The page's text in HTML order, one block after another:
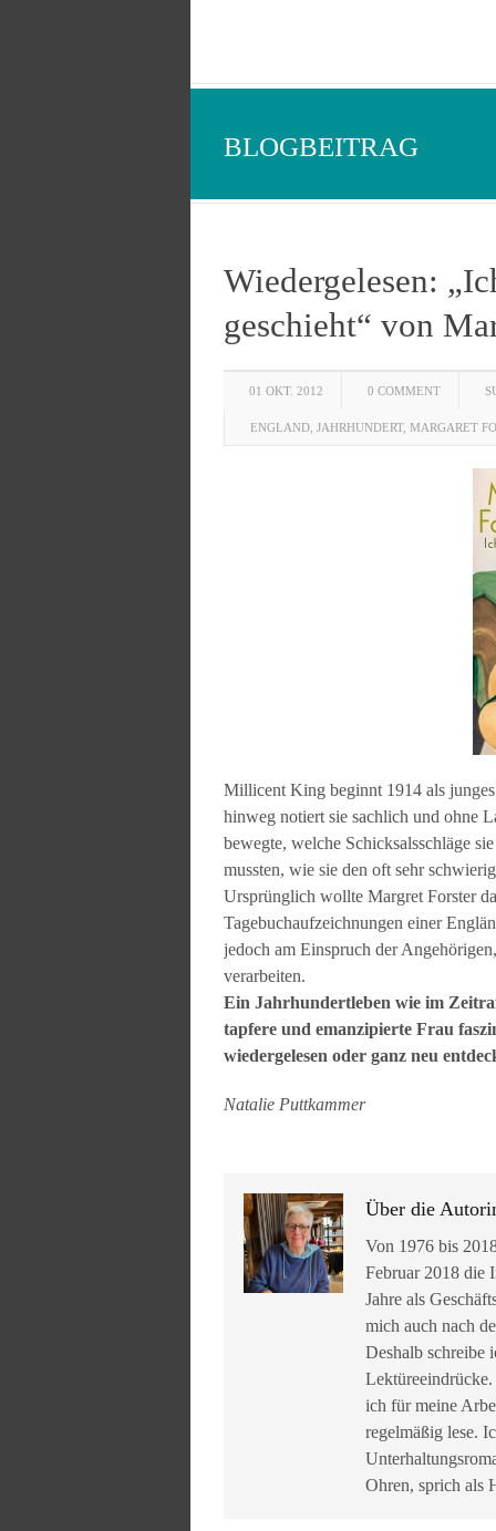
BLOGBEITRAG
Wiedergelesen:
geschieht“ von
01 OKT. 2012 0 COMMENT
ENGLAND JAHRHUNDERT, MARGARET
Millicent King beginnt 1914 als
hinweg notiert sie sachlich und ohne
bewegte, welche Schicksalsschläge
mussten, wie sie den oft sehr
Ursprünglich wollte Margret Forster
Tagebuchaufzeichnungen einer
jedoch am Einspruch der
verarbeiten.
Ein Jahrhundertleben wie im
tapfere und emanzipierte Frau
wiedergelesen oder ganz neu
Natalie Puttkammer
Über die
Von 1976 bis
Februar 2018 die
Jahre als
mich auch nach
Deshalb schreibe
ich für meine
regelmäßig lese.
Ohren, sprich als